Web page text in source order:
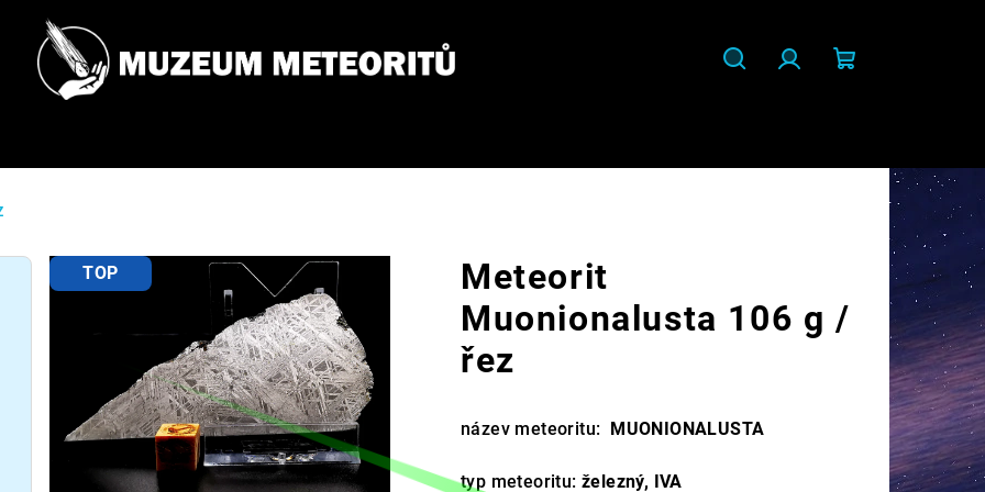
Meteorit
Muonionalusta 106 g /
řez
název meteoritu: MUONIONALUSTA
typ meteoritu: železný, IVA
TOP